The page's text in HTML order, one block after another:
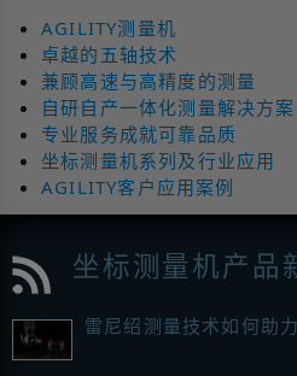
AGILITY测量机
卓越的五轴技术
兼顾高速与高精度的测量
自研自产一体化测量解决方案
专业服务成就可靠品质
坐标测量机系列及行业应用
AGILITY客户应用案例
坐标测量机产品
雷尼绍测量技术如何助